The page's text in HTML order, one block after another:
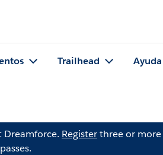
Trailhead Ayuda
Dreamforce. Registerthree or
passes.